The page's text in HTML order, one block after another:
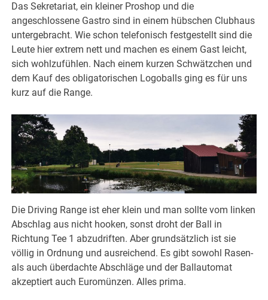
Das Sekretariat, ein kleiner Proshop und die
angeschlossene Gastro sind in einem hübschen Clubhaus
untergebracht. Wie schon telefonisch festgestellt sind die
Leute hier extrem nett und machen es einem Gast leicht,
sich wohlzufühlen. Nach einem kurzen Schwätzchen und
dem Kauf des obligatorischen Logoballs ging es für uns
kurz auf die Range.
Die Driving Range ist eher klein und man sollte vom linken
Abschlag aus nicht hooken, sonst droht der Ball in
Richtung Tee 1 abzudriften. Aber grundsätzlich ist sie
völlig in Ordnung und ausreichend. Es gibt sowohl Rasen-
als auch überdachte Abschläge und der Ballautomat
akzeptiert auch Euromünzen. Alles prima.